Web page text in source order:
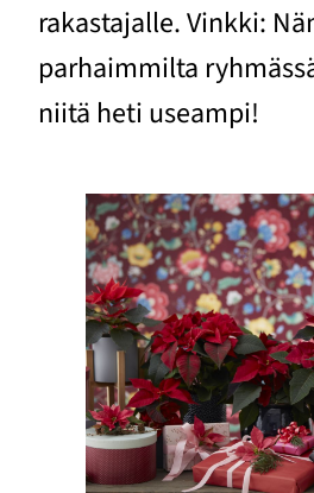
rakastajalle. Vinkki:
parhaimmilta
niitä heti useampi!